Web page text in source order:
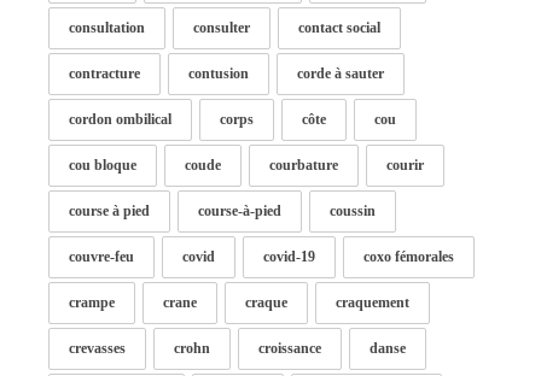
consultation consulter contact social
contracture contusion corde à sauter
cordon ombilical corps côte cou
cou bloque coude courbature courir
course à pied course-à-pied coussin
couvre-feu covid covid-19 coxo fémorales
crampe crane craque craquement
crevasses crohn croissance danse